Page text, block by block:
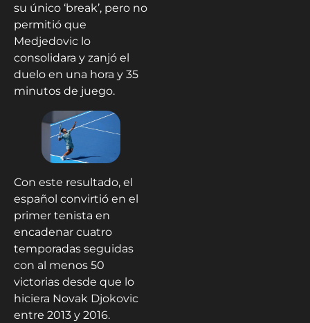
su único ‘break’, pero no
permitió que
Medjedovic lo
consolidara y zanjó el
duelo en una hora y 35
minutos de juego.
Con este resultado, el
español convirtió en el
primer tenista en
encadenar cuatro
temporadas seguidas
con al menos 50
victorias desde que lo
hiciera Novak Djokovic
entre 2013 y 2016.